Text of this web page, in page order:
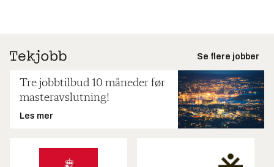
Se flere jobber
Tre jobbtilbud 10 måneder før
masteravslutning!
Les mer